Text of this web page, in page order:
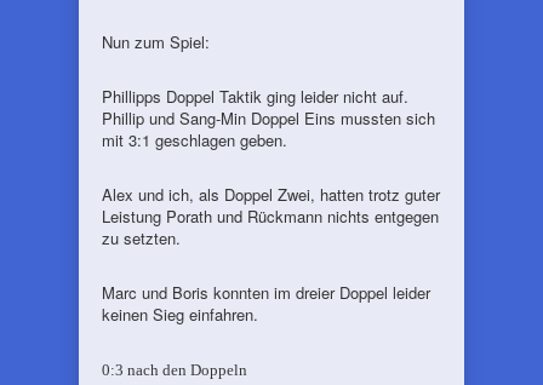
Nun zum Spiel:
Phillipps Doppel Taktik ging leider nicht auf.
Phillip und Sang-Min Doppel Eins mussten sich
mit 3:1 geschlagen geben.
Alex und ich, als Doppel Zwei, hatten trotz guter
Leistung Porath und Rückmann nichts entgegen
zu setzten.
Marc und Boris konnten im dreier Doppel leider
keinen Sieg einfahren.
0:3 nach den Doppeln